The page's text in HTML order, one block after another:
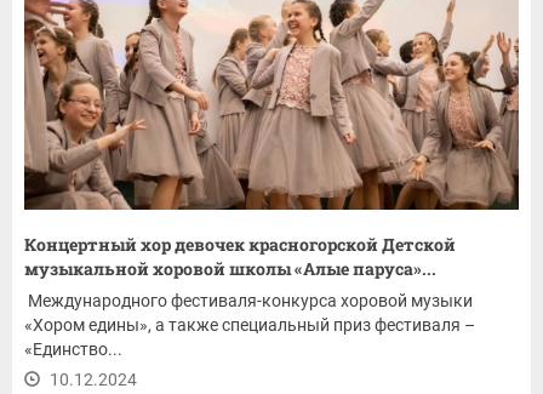
Концертный хор девочек красногорской Детской
музыкальной хоровой школы «Алые паруса»...
Международного фестиваля-конкурса хоровой музыки
«Хором едины», а также специальный приз фестиваля –
«Единство...
10.12.2024